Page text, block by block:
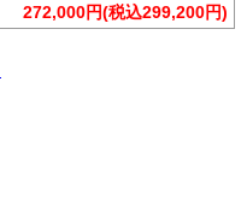
272,000円(税込299,200円)